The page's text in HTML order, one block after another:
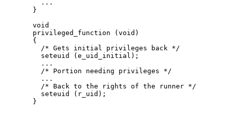
    ...
  }
  void
  privileged_function (void)
  {
    /* Gets initial privileges back */
    seteuid (e_uid_initial);
    ...
    /* Portion needing privileges */
    ...
    /* Back to the rights of the runner */
    seteuid (r_uid);
  }